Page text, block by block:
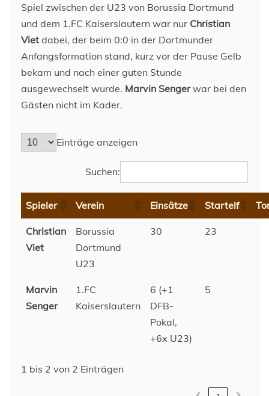
Spiel zwischen der U23 von Borussia Dortmund
und dem 1.FC Kaiserslautern war nur Christian
Viet dabei, der beim 0:0 in der Dortmunder
Anfangsformation stand, kurz vor der Pause Gelb
bekam und nach einer guten Stunde
ausgewechselt wurde. Marvin Sengerwar bei den
Gästen nicht im Kader.
Einträge anzeigen
Suchen:
Spieler Verein Einsätze Startelf
Christian
Viet
Borussia
Dortmund
U23
30 23
Marvin
Senger
1.FC
Kaiserslautern
6 (+1
DFB-
Pokal,
+6x U23)
5
1 bis 2 von 2 Einträgen